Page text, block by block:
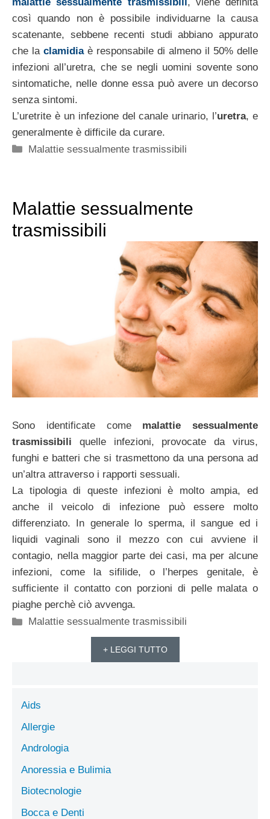
così quando non è possibile individuarne la causa
scatenante, sebbene recenti studi abbiano appurato
che la clamidiaè responsabile di almeno il 50% delle
infezioni all’uretra, che se negli uomini sovente sono
sintomatiche, nelle donne essa può avere un decorso
senza sintomi.
L’uretrite è un infezione del canale urinario, l’uretra, e
generalmente è difficile da curare.
Categorie
Malattie sessualmente trasmissibili
Malattie sessualmente
trasmissibili
Sono identificate come malattie sessualmente
trasmissibili quelle infezioni, provocate da virus,
funghi e batteri che si trasmettono da una persona ad
un’altra attraverso i rapporti sessuali.
La tipologia di queste infezioni è molto ampia, ed
anche il veicolo di infezione può essere molto
differenziato. In generale lo sperma, il sangue ed i
liquidi vaginali sono il mezzo con cui avviene il
contagio, nella maggior parte dei casi, ma per alcune
infezioni, come la sifilide, o l’herpes genitale, è
sufficiente il contatto con porzioni di pelle malata o
piaghe perchè ciò avvenga.
Categorie
Malattie sessualmente trasmissibili
+ LEGGI TUTTO
Aids
Allergie
Andrologia
Anoressia e Bulimia
Biotecnologie
Bocca e Denti